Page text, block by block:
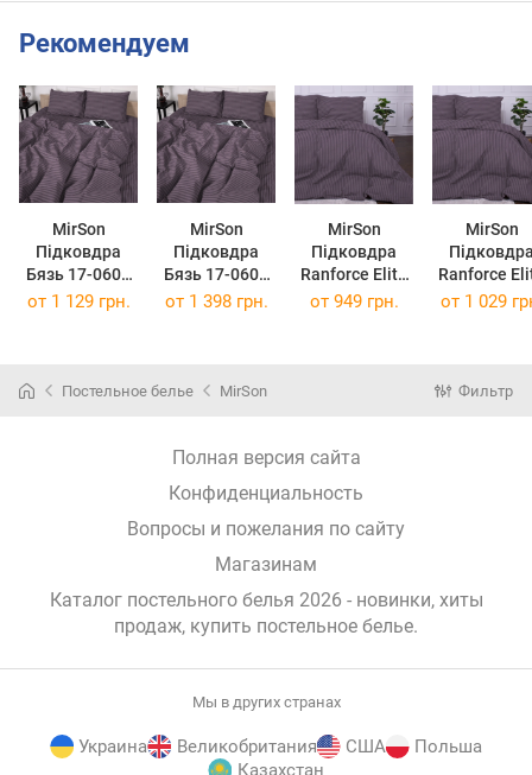
Рекомендуем
MirSon
Підковдра
Бязь 17-0603
Stripe Violet
MirSon
Підковдра
Бязь 17-0603
Stripe Violet
MirSon
Підковдра
Ranforce Elite
17-0603 Stripe
MirSon
Ranforce
17-0603
от 1 129 грн. от 1 398 грн. от 949 грн. от 1 029
Постельное белье MirSon Фильтр
Полная версия сайта
Конфиденциальность
Вопросы и пожелания по сайту
Магазинам
Каталог постельного белья 2026 - новинки, хиты
продаж, купить постельное белье.
Мы в других странах
Украина Великобритания США
Польша
Казахстан